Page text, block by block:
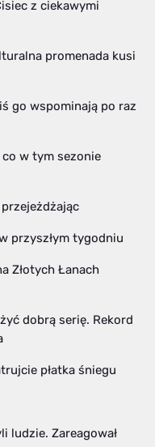
z ciekawymi
promenada kusi
go wspominają po raz
co w tym sezonie
przyszłym tygodniu
Złotych Łanach
dobrą serię. Rekord
płatka śniegu
ludzie. Zareagował